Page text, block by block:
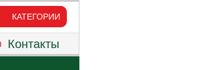
КАТЕГОРИИ
Контакты